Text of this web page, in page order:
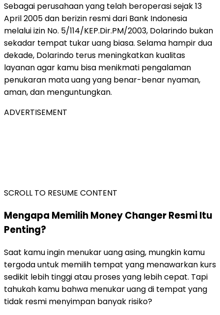
Sebagai perusahaan yang telah beroperasi sejak 13
April 2005 dan berizin resmi dari Bank Indonesia
melalui izin No. 5/114/KEP.Dir.PM/2003, Dolarindo bukan
sekadar tempat tukar uang biasa. Selama hampir dua
dekade, Dolarindo terus meningkatkan kualitas
layanan agar kamu bisa menikmati pengalaman
penukaran mata uang yang benar-benar nyaman,
aman, dan menguntungkan.
ADVERTISEMENT
SCROLL TO RESUME CONTENT
Mengapa Memilih Money Changer Resmi Itu
Penting?
Saat kamu ingin menukar uang asing, mungkin kamu
tergoda untuk memilih tempat yang menawarkan kurs
sedikit lebih tinggi atau proses yang lebih cepat. Tapi
tahukah kamu bahwa menukar uang di tempat yang
tidak resmi menyimpan banyak risiko?